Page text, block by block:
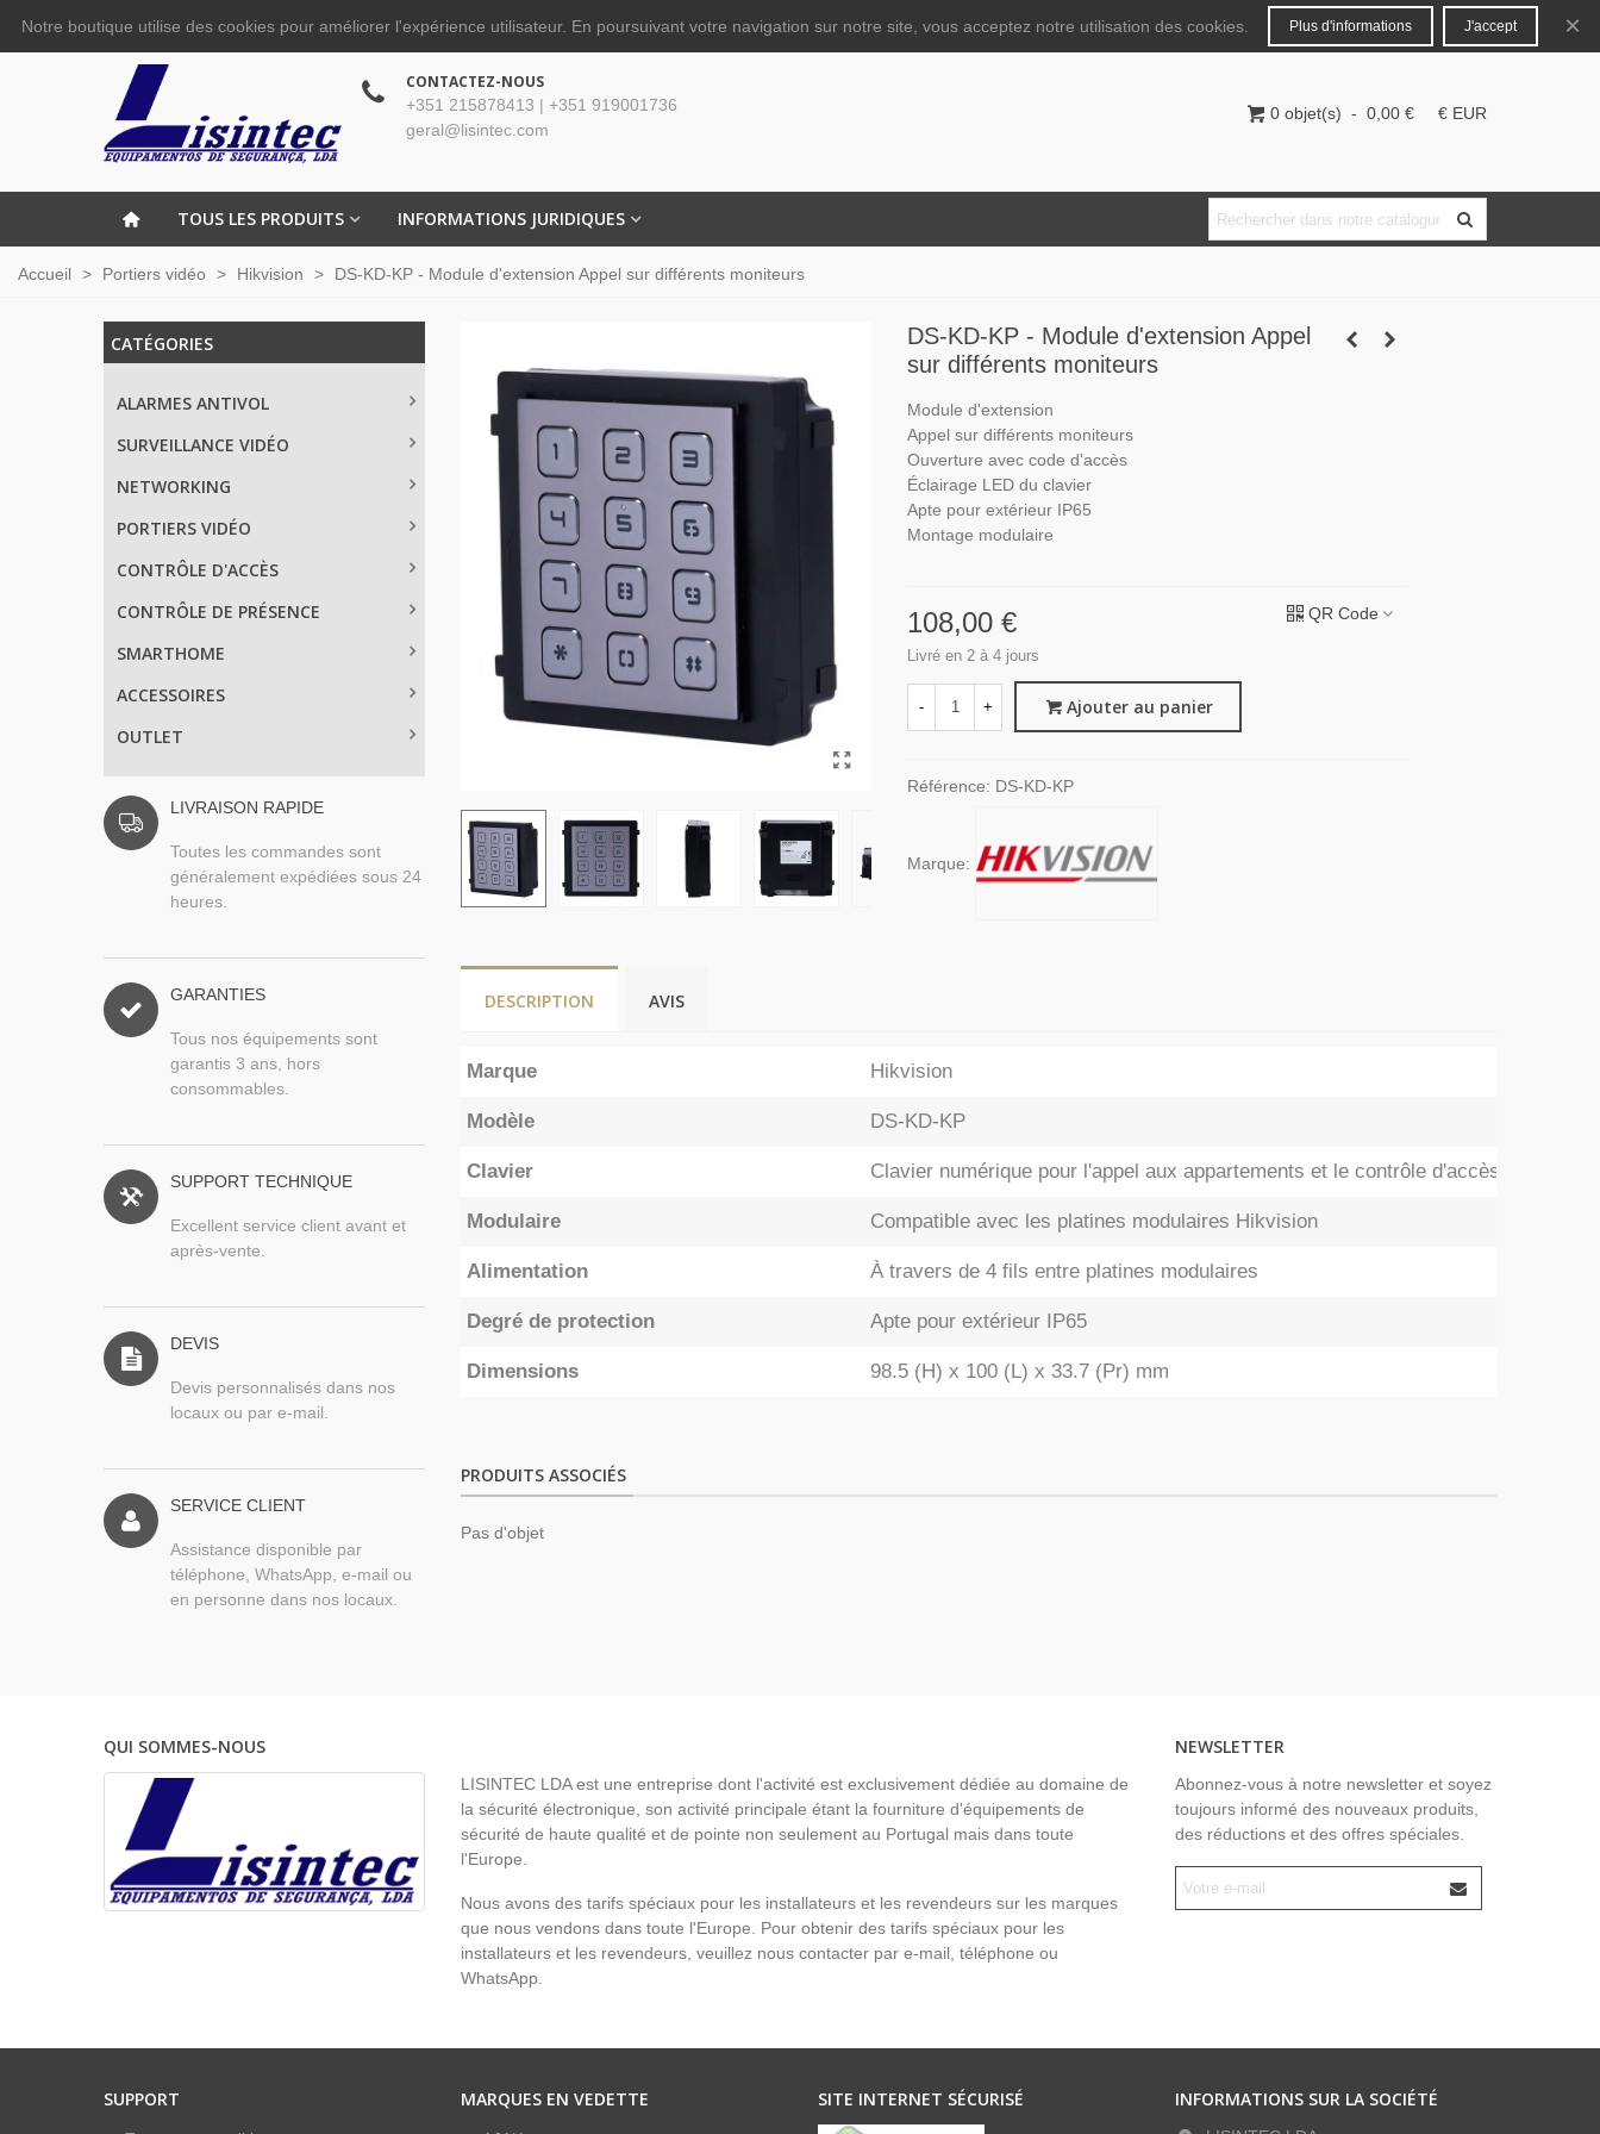
Français Connecter
CONTACTEZ-NOUS
+351 215878413 | +351 919001736
geral@lisintec.com
0 objet(s) - 0,00 € € EUR
TOUS LES PRODUITS INFORMATIONS JURIDIQUES
Accueil > Portiers vidéo > Hikvision > DS-KD-KP - Module d'extension Appel sur différents moniteurs
CATÉGORIES
ALARMES ANTIVOL
SURVEILLANCE VIDÉO
NETWORKING
PORTIERS VIDÉO
CONTRÔLE D'ACCÈS
CONTRÔLE DE PRÉSENCE
SMARTHOME
ACCESSOIRES
OUTLET
LIVRAISON RAPIDE
Toutes les commandes sont
généralement expédiées sous 24
heures.
GARANTIES
Tous nos équipements sont
garantis 3 ans, hors
consommables.
SUPPORT TECHNIQUE
Excellent service client avant et
après-vente.
DEVIS
Devis personnalisés dans nos
locaux ou par e-mail.
SERVICE CLIENT
Assistance disponible par
téléphone, WhatsApp, e-mail ou
en personne dans nos locaux.
DS-KD-KP - Module d'extension Appel
sur différents moniteurs
Module d'extension
Appel sur différents moniteurs
Ouverture avec code d'accès
Éclairage LED du clavier
Apte pour extérieur IP65
Montage modulaire
108,00 €
Livré en 2 à 4 jours
QR Code
- + Ajouter au panier
Référence: DS-KD-KP
Marque:
DESCRIPTION AVIS
Marque Hikvision
Modèle DS-KD-KP
Clavier Clavier numérique pour l'appel aux appartements et le contrôle d'accès
Modulaire Compatible avec les platines modulaires Hikvision
Alimentation À travers de 4 fils entre platines modulaires
Degré de protection Apte pour extérieur IP65
Dimensions 98.5 (H) x 100 (L) x 33.7 (Pr) mm
PRODUITS ASSOCIÉS
Pas d'objet
QUI SOMMES-NOUS
LISINTEC LDA est une entreprise dont l'activité est exclusivement dédiée au domaine de
la sécurité électronique, son activité principale étant la fourniture d'équipements de
sécurité de haute qualité et de pointe non seulement au Portugal mais dans toute
l'Europe.
Nous avons des tarifs spéciaux pour les installateurs et les revendeurs sur les marques
que nous vendons dans toute l'Europe. Pour obtenir des tarifs spéciaux pour les
installateurs et les revendeurs, veuillez nous contacter par e-mail, téléphone ou
WhatsApp.
NEWSLETTER
Abonnez-vous à notre newsletter et soyez
toujours informé des nouveaux produits,
des réductions et des offres spéciales.
SUPPORT MARQUES EN VEDETTE SITE INTERNET SÉCURISÉ INFORMATIONS SUR LA SOCIÉTÉ
Notre boutique utilise des cookies pour améliorer l'expérience utilisateur. En poursuivant votre navigation sur notre site, vous acceptez notre utilisation des cookies. Plus d'informations J'accept ×